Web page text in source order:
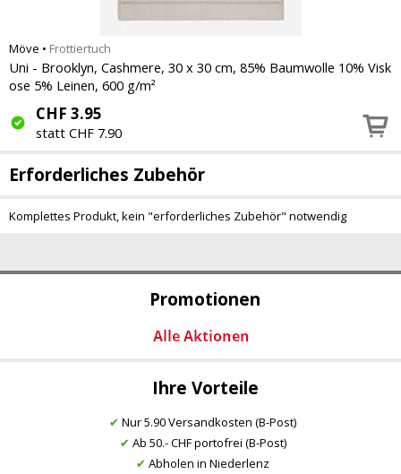
Promotionen
Ihre Vorteile
✔ Nur 5.90 Versandkosten (B-Post)
✔ Ab 50.- CHF portofrei (B-Post)
✔ Abholen in Niederlenz
Möve • Frottiertuch
Uni - Brooklyn, Cashmere, 30 x 30 cm, 85% Baumwolle 10% Visk
ose 5% Leinen, 600 g/m²
CHF 3.95
statt CHF 7.90
Erforderliches Zubehör
Komplettes Produkt, kein "erforderliches Zubehör" notwendig